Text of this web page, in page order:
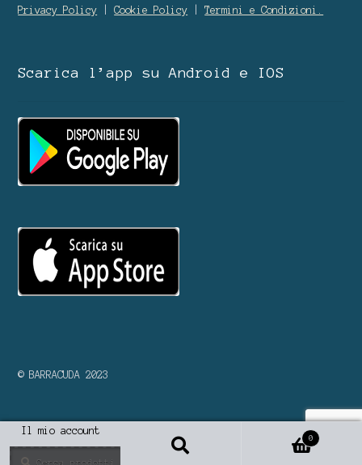
Privacy Policy |Cookie Policy |Termini e Condizioni.
Scarica l’app su Android e IOS
© BARRACUDA 2023
Il mio account
0